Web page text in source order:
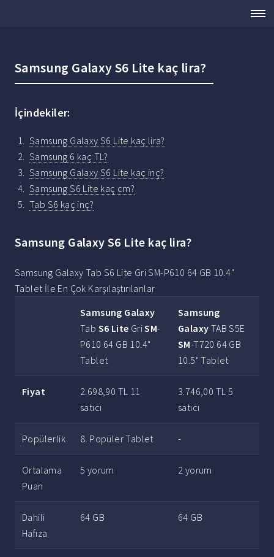
Samsung Galaxy S6 Lite kaç lira?
İçindekiler:
Samsung Galaxy S6 Lite kaç lira?
Samsung 6 kaç TL?
Samsung Galaxy S6 Lite kaç inç?
Samsung S6 Lite kaç cm?
Tab S6 kaç inç?
Samsung Galaxy S6 Lite kaç lira?
Samsung Galaxy Tab S6 Lite Gri SM-P610 64 GB 10.4"
Tablet İle En Çok Karşılaştırılanlar
Samsung Galaxy
Tab S6 Lite GriSM-
P610 64 GB 10.4"
Tablet
Samsung
Galaxy TAB S5E
SM-T720 64 GB
10.5" Tablet
Fiyat
2.698,90 TL 11
satıcı
3.746,00 TL 5
satıcı
Popülerlik 8. Popüler Tablet -
Ortalama
Puan
5 yorum 2 yorum
Dahili
Hafıza
64 GB 64 GB